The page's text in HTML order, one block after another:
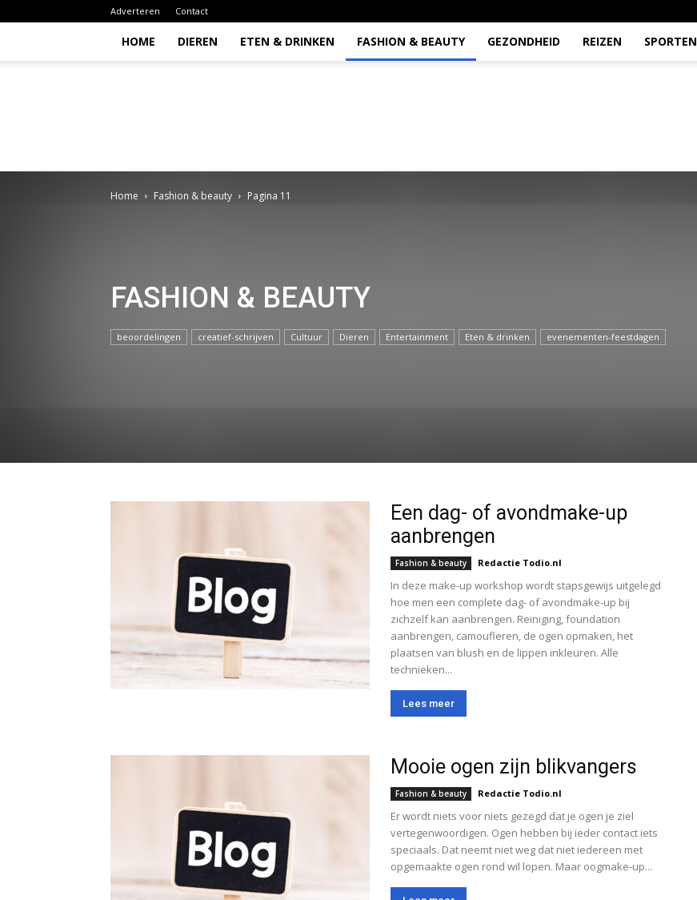
Adverteren Contact
HOME DIEREN ETEN & DRINKEN FASHION & BEAUTY GEZONDHEID REIZEN SPORTEN
Home Fashion & beauty Pagina 11
FASHION & BEAUTY
beoordelingen creatief-schrijven Cultuur Dieren Entertainment Eten & drinken
evenementen-feestdagen
Een dag- of avondmake-up
aanbrengen
Fashion & beauty Redactie Todio.nl
In deze make-up workshop wordt stapsgewijs uitgelegd
hoe men een complete dag- of avondmake-up bij
zichzelf kan aanbrengen. Reiniging, foundation
aanbrengen, camoufleren, de ogen opmaken, het
plaatsen van blush en de lippen inkleuren. Alle
technieken...
Lees meer
Mooie ogen zijn blikvangers
Fashion & beauty Redactie Todio.nl
Er wordt niets voor niets gezegd dat je ogen je ziel
vertegenwoordigen. Ogen hebben bij ieder contact iets
speciaals. Dat neemt niet weg dat niet iedereen met
opgemaakte ogen rond wil lopen. Maar oogmake-up...